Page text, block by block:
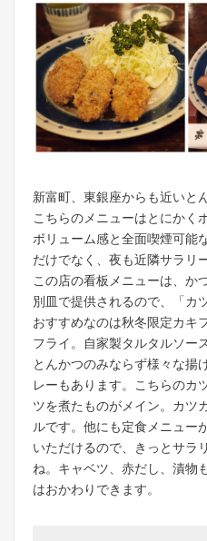
新富町、東銀座からも近いと
こちらのメニューはとにかく
ボリューム感と全面喫煙可能
だけでなく、夜も近隣サラリ
この店の看板メニューは、か
別皿で提供されるので、「カ
おすすめなのは秋冬限定カキ
フライ。自家製タルタルソー
とんかつのみならず様々な揚
レーもあります。こちらのカ
ツを煮たものがメイン。カツ
ルです。他にも定食メニュー
いただけるので、きっとサラ
ね。キャベツ、赤だし、漬物
はおかわりできます。